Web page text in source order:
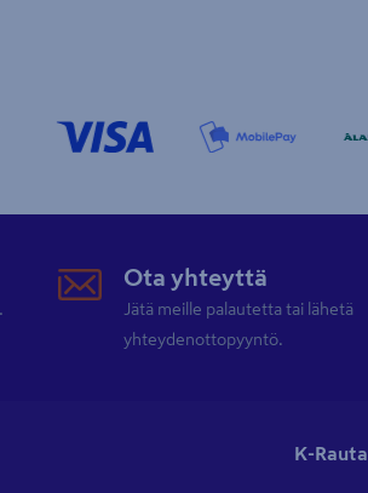
Ota yhteyttä
Jätä meille palautetta tai lähetä
yhteydenottopyyntö.
K-Rauta